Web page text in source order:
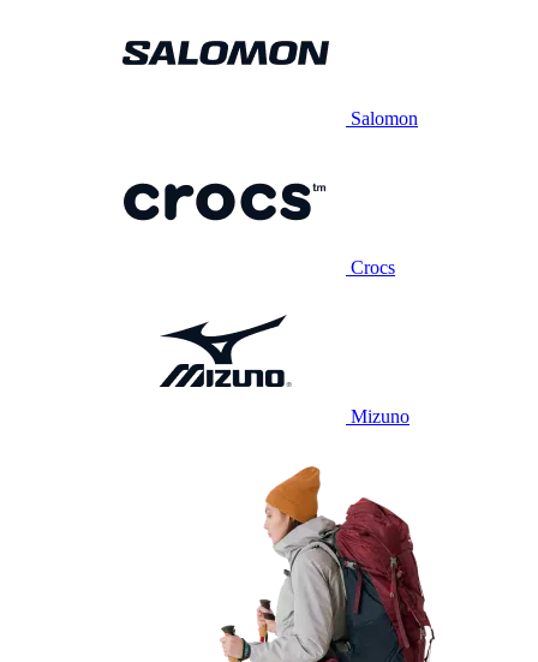
Salomon
Crocs
Mizuno